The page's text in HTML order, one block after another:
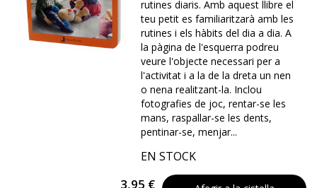
rutines diaris. Amb aquest llibre el
teu petit es familiaritzarà amb les
rutines i els hàbits del dia a dia. A
la pàgina de l'esquerra podreu
veure l'objecte necessari per a
l'activitat i a la de la dreta un nen
o nena realitzant-la. Inclou
fotografies de joc, rentar-se les
mans, raspallar-se les dents,
pentinar-se, menjar...
EN STOCK
3,95 €